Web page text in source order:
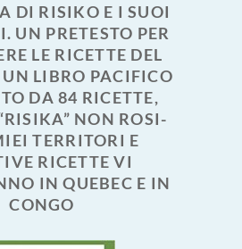
DI RISIKO E I SUOI
UN PRETESTO PER
LE RICETTE DEL
LIBRO PACIFICO
DA 84 RICETTE,
NON ROSI-
TERRITORI E
RICETTE VI
IN QUEBEC E IN
CONGO